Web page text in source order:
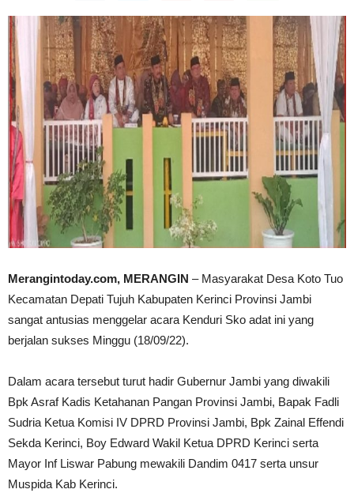
Merangintoday.com, MERANGIN – Masyarakat Desa Koto Tuo
Kecamatan Depati Tujuh Kabupaten Kerinci Provinsi Jambi
sangat antusias menggelar acara Kenduri Sko adat ini yang
berjalan sukses Minggu (18/09/22).
Dalam acara tersebut turut hadir Gubernur Jambi yang diwakili
Bpk Asraf Kadis Ketahanan Pangan Provinsi Jambi, Bapak Fadli
Sudria Ketua Komisi IV DPRD Provinsi Jambi, Bpk Zainal Effendi
Sekda Kerinci, Boy Edward Wakil Ketua DPRD Kerinci serta
Mayor Inf Liswar Pabung mewakili Dandim 0417 serta unsur
Muspida Kab Kerinci.